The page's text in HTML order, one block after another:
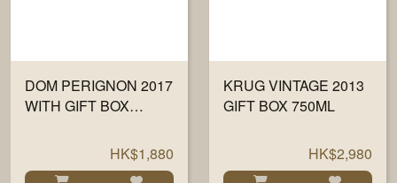
DOM PERIGNON 2017
WITH GIFT BOX
HK$1,880
KRUG VINTAGE 2013
GIFT BOX 750ML
HK$2,980